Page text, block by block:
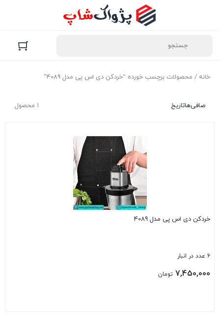
خانه / محصولات برچسب خورده “خردکن دی اس پی مدل 4089”
1 محصول صافی‌هاتاریخ
خردکن دی اس پی مدل 4089
6 عدد در انبار
7,450,000 تومان